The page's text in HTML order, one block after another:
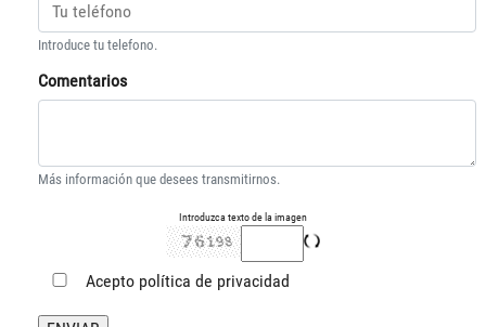
Introduce tu telefono.
Comentarios
Más información que desees transmitirnos.
Introduzca texto de la imagen
Acepto política de privacidad